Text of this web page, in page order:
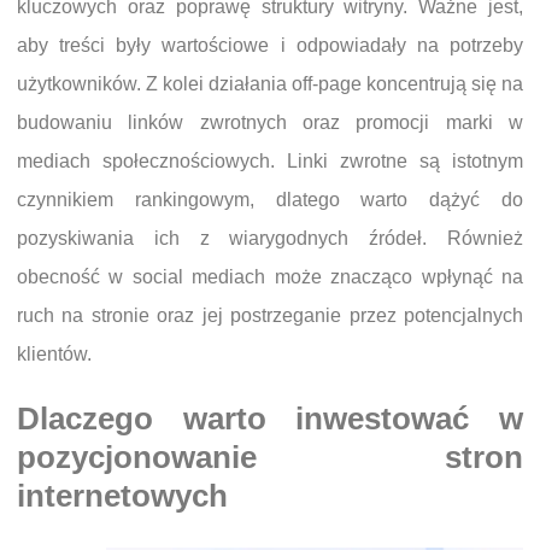
kluczowych oraz poprawę struktury witryny. Ważne jest,
aby treści były wartościowe i odpowiadały na potrzeby
użytkowników. Z kolei działania off-page koncentrują się na
budowaniu linków zwrotnych oraz promocji marki w
mediach społecznościowych. Linki zwrotne są istotnym
czynnikiem rankingowym, dlatego warto dążyć do
pozyskiwania ich z wiarygodnych źródeł. Również
obecność w social mediach może znacząco wpłynąć na
ruch na stronie oraz jej postrzeganie przez potencjalnych
klientów.
Dlaczego warto inwestować w
pozycjonowanie stron
internetowych